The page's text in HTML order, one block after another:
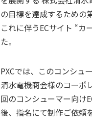
の目標を達成するための
これに伴うECサイト “
た。
PXCでは、このコンシュ
清水電機商会様のコーポ
回のコンシューマー向け
後、指名にて制作ご依頼